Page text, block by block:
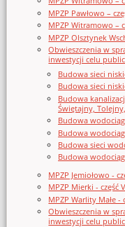
MPZP Pawłowo –
MPZP Witramowo –
MPZP Olsztynek
Obwieszczenia w
inwestycji celu
Budowa sieci
Budowa sieci
Budowa
Świętajny,
Budowa
Budowa
Budowa sieci
Budowa
MPZP Jemiołowo -
MPZP Mierki - część V
MPZP Warlity Małe -
Obwieszczenia w
inwestycji celu